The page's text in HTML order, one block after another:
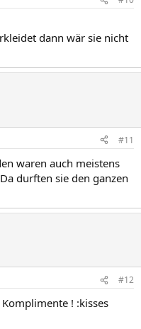
dann wär sie nicht
#11
waren auch meistens
durften sie den ganzen
#12
! :kisses